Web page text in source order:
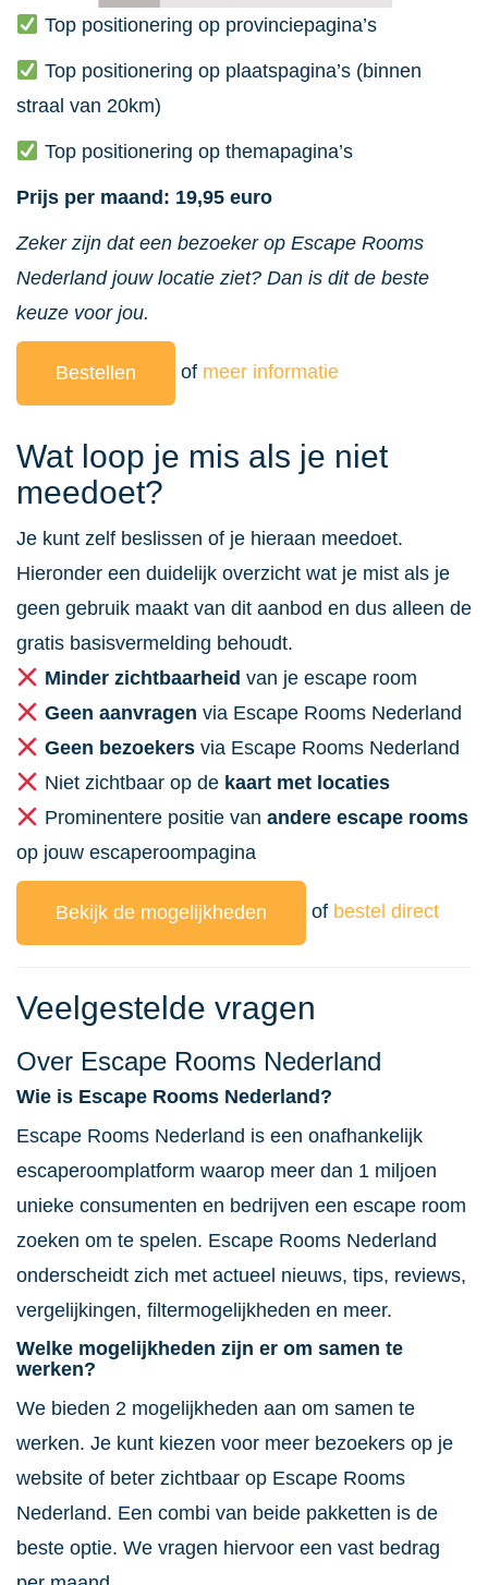
Top positionering op provinciepagina’s
Top positionering op plaatspagina’s (binnen
straal van 20km)
Top positionering op themapagina’s
Prijs per maand: 19,95 euro
Zeker zijn dat een bezoeker op Escape Rooms
Nederland jouw locatie ziet? Dan is dit de beste
keuze voor jou.
Bestellen of meer informatie
Wat loop je mis als je niet
meedoet?
Je kunt zelf beslissen of je hieraan meedoet.
Hieronder een duidelijk overzicht wat je mist als je
geen gebruik maakt van dit aanbod en dus alleen de
gratis basisvermelding behoudt.
Minder zichtbaarheid van je escape room
Geen aanvragen via Escape Rooms Nederland
Geen bezoekersvia Escape Rooms Nederland
Niet zichtbaar op de kaart met locaties
Prominentere positie van andere escape rooms
op jouw escaperoompagina
Bekijk de mogelijkheden of bestel direct
Veelgestelde vragen
Over Escape Rooms Nederland
Wie is Escape Rooms Nederland?
Escape Rooms Nederland is een onafhankelijk
escaperoomplatform waarop meer dan 1 miljoen
unieke consumenten en bedrijven een escape room
zoeken om te spelen. Escape Rooms Nederland
onderscheidt zich met actueel nieuws, tips, reviews,
vergelijkingen, filtermogelijkheden en meer.
Welke mogelijkheden zijn er om samen te
werken?
We bieden 2 mogelijkheden aan om samen te
werken. Je kunt kiezen voor meer bezoekers op je
website of beter zichtbaar op Escape Rooms
Nederland. Een combi van beide pakketten is de
beste optie. We vragen hiervoor een vast bedrag